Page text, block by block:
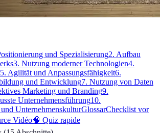
und Spezialisierung2. Aufbau
3. Nutzung moderner Technologien4.
5. Agilität und Anpassungsfähigkeit6.
und Entwicklung7. Nutzung von Daten
Marketing und Branding9.
Unternehmensführung10.
UnternehmenskulturGlossarChecklist vor
Vidéo🧠 Quiz rapide